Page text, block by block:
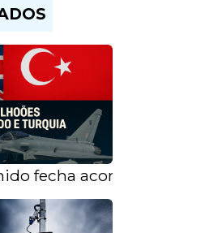
fecha acordo